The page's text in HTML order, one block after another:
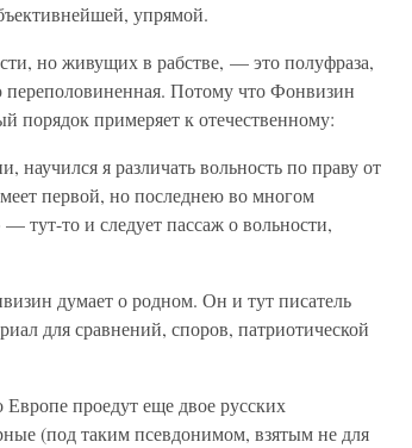
упрямой.
но живущих в рабстве, — это полуфраза,
Потому что Фонвизин
порядок примеряет к отечественному:
научился я различать вольность по праву от
первой, но последнею во многом
тут-то и следует пассаж о вольности,
думает о родном. Он и тут писатель
для сравнений, споров, патриотической
проедут еще двое русских
(под таким псевдонимом, взятым не для